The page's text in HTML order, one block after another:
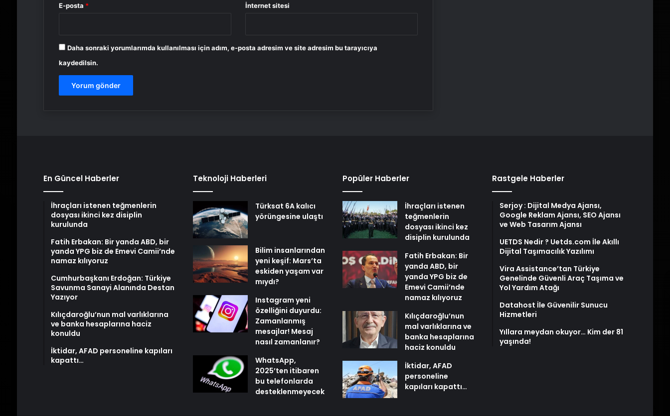
E-posta * İnternet sitesi
Daha sonraki yorumlarımda kullanılması için adım, e-posta adresim ve site adresim bu tarayıcıya
kaydedilsin.
En Güncel Haberler
İhraçları istenen teğmenlerin
dosyası ikinci kez disiplin
kurulunda
Fatih Erbakan: Bir yanda ABD, bir
yanda YPG biz de Emevi Camii’nde
namaz kılıyoruz
Cumhurbaşkanı Erdoğan: Türkiye
Savunma Sanayi Alanında Destan
Yazıyor
Kılıçdaroğlu’nun mal varlıklarına
ve banka hesaplarına haciz
konuldu
İktidar, AFAD personeline kapıları
kapattı…
Teknoloji Haberleri
Türksat 6A kalıcı
yörüngesine ulaştı
Bilim insanlarından
yeni keşif: Mars’ta
eskiden yaşam var
mıydı?
Instagram yeni
özelliğini duyurdu:
Zamanlanmış
mesajlar! Mesaj
nasıl zamanlanır?
WhatsApp,
2025’ten itibaren
bu telefonlarda
desteklenmeyecek
Popüler Haberler
İhraçları istenen
teğmenlerin
dosyası ikinci kez
disiplin kurulunda
Fatih Erbakan: Bir
yanda ABD, bir
yanda YPG biz de
Emevi Camii’nde
namaz kılıyoruz
Kılıçdaroğlu’nun
mal varlıklarına ve
banka hesaplarına
haciz konuldu
İktidar, AFAD
personeline
kapıları kapattı…
Rastgele Haberler
Serjoy : Dijital Medya Ajansı,
Google Reklam Ajansı, SEO Ajansı
ve Web Tasarım Ajansı
UETDS Nedir ? Uetds.com İle Akıllı
Dijital Taşımacılık Yazılımı
Vira Assistance’tan Türkiye
Genelinde Güvenli Araç Taşıma ve
Yol Yardım Atağı
Datahost İle Güvenilir Sunucu
Hizmetleri
Yıllara meydan okuyor… Kim der 81
yaşında!